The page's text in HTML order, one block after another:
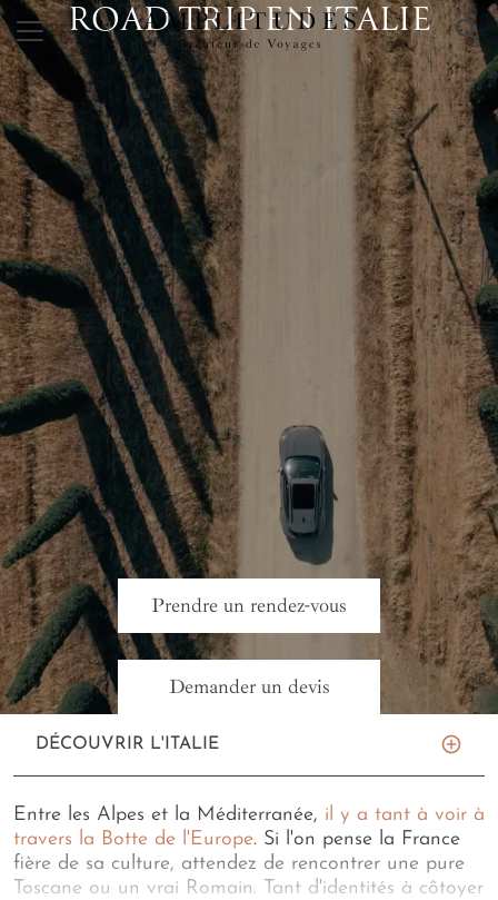
× ROAD TRIP EN ITALIE
Prendre un rendez-vous
Demander un devis
DÉCOUVRIR L'ITALIE
Entre les Alpes et la Méditerranée, il y a tant à voir à
travers la Botte de l'Europe. Si l'on pense la France
fière de sa culture, attendez de rencontrer une pure
Toscane ou un vrai Romain. Tant d'identités à côtoyer